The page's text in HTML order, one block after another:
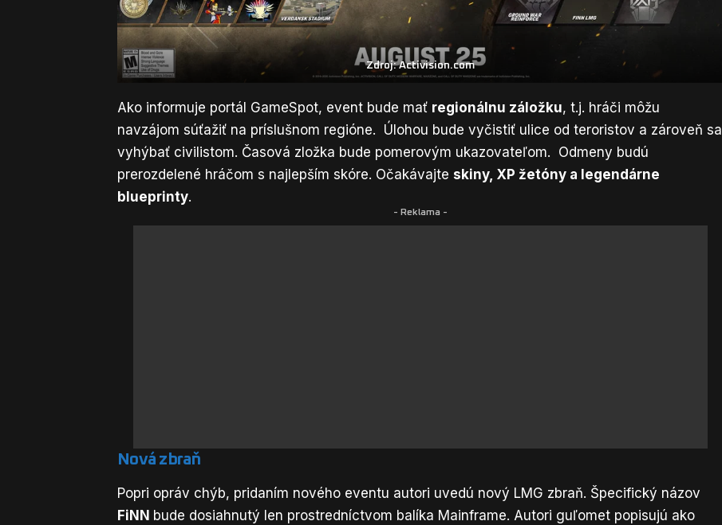
Zdroj: Activision.com
Ako informuje portál GameSpot, event bude mať regionálnu záložku, t.j. hráči môžu
navzájom súťažiť na príslušnom regióne. Úlohou bude vyčistiť ulice od teroristov a zároveň sa
vyhýbať civilistom. Časová zložka bude pomerovým ukazovateľom. Odmeny budú
prerozdelené hráčom s najlepším skóre. Očakávajteskiny, XP žetóny a legendárne
blueprinty.
- Reklama -
Nová zbraň
Popri opráv chýb, pridaním nového eventu autori uvedú nový LMG zbraň. Špecifický názov
FiNN bude dosiahnutý len prostredníctvom balíka Mainframe. Autori guľomet popisujú ako